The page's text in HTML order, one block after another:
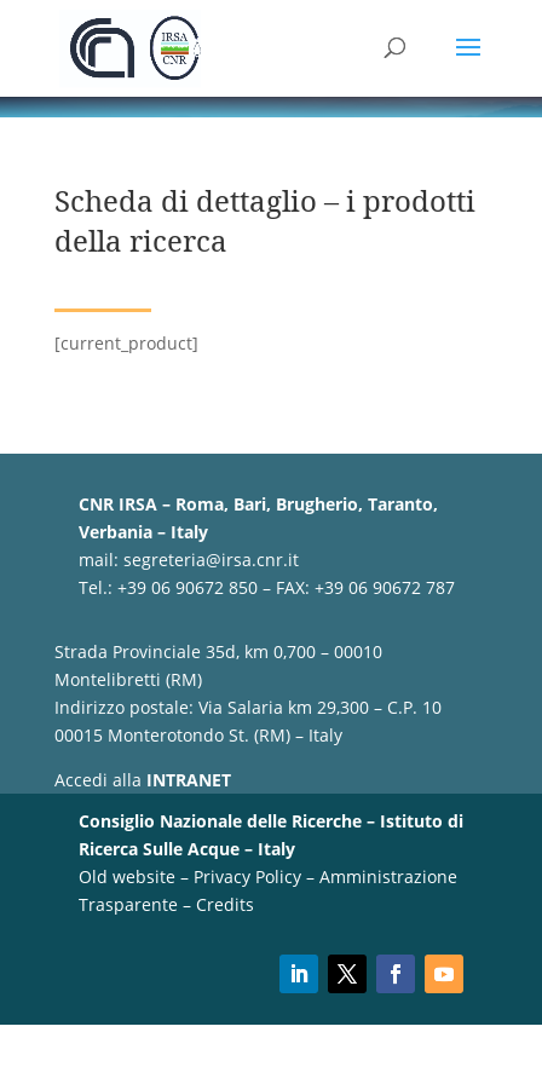
Scheda di dettaglio – i prodotti
della ricerca
[current_product]
CNR IRSA – Roma, Bari, Brugherio, Taranto,
Verbania – Italy
mail: segreteria@irsa.cnr.it
Tel.: +39 06 90672 850 – FAX: +39 06 90672 787
Strada Provinciale 35d, km 0,700 – 00010
Montelibretti (RM)
Indirizzo postale: Via Salaria km 29,300 – C.P. 10
00015 Monterotondo St. (RM) – Italy
Accedi alla INTRANET
Consiglio Nazionale delle Ricerche – Istituto di
Ricerca Sulle Acque – Italy
Old website– Privacy Policy– Amministrazione
Trasparente– Credits